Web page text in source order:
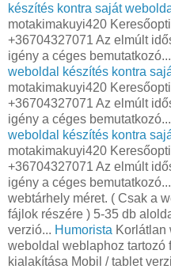
készítés kontra saját
motakimakuyi420
+36704327071 Az elmúlt
igény a céges bemutatkozó...
weboldal készítés kontra
motakimakuyi420
+36704327071 Az elmúlt
igény a céges bemutatkozó...
weboldal készítés kontra
motakimakuyi420
+36704327071 Az elmúlt
igény a céges bemutatkozó...
webtárhely méret. ( Csak a
fájlok részére ) 5-35 db
verzió... Humorista Korlátlan
weboldal weblaphoz tartozó
kialakítása Mobil / tablet